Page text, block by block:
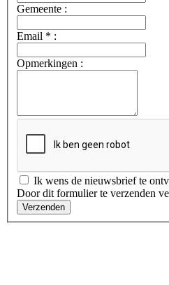
Gemeente :
Email * :
Opmerkingen :
Ik wens de nieuwsbrief te
Door dit formulier te verzenden
Verzenden